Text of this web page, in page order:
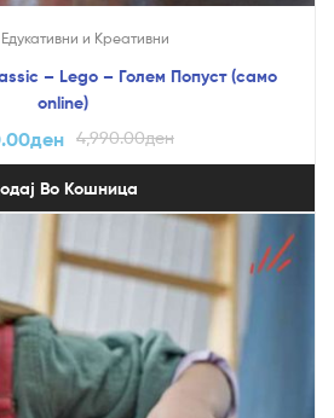
Едукативни и Креативни
– Lego – Голем Попуст (само
online)
4,990.00ден
ден
Во Кошница